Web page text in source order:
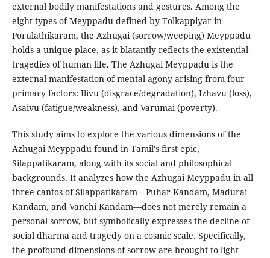
external bodily manifestations and gestures. Among the
eight types of Meyppadu defined by Tolkappiyar in
Porulathikaram, the Azhugai (sorrow/weeping) Meyppadu
holds a unique place, as it blatantly reflects the existential
tragedies of human life. The Azhugai Meyppadu is the
external manifestation of mental agony arising from four
primary factors: Ilivu (disgrace/degradation), Izhavu (loss),
Asaivu (fatigue/weakness), and Varumai (poverty).
This study aims to explore the various dimensions of the
Azhugai Meyppadu found in Tamil's first epic,
Silappatikaram, along with its social and philosophical
backgrounds. It analyzes how the Azhugai Meyppadu in all
three cantos of Silappatikaram—Puhar Kandam, Madurai
Kandam, and Vanchi Kandam—does not merely remain a
personal sorrow, but symbolically expresses the decline of
social dharma and tragedy on a cosmic scale. Specifically,
the profound dimensions of sorrow are brought to light